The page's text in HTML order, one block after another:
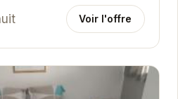
Voir l'offre